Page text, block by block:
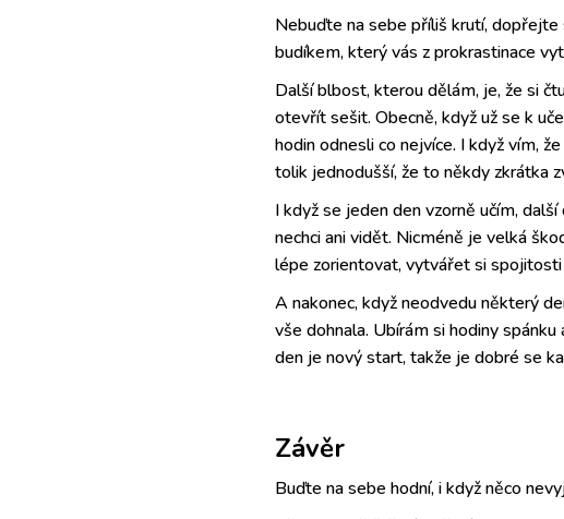
Nebuďte na sebe příliš krutí,
budíkem, který vás z prokrastinace
Další blbost, kterou dělám, je, že si
otevřít sešit. Obecně, když už se k
hodin odnesli co nejvíce. I když vím,
tolik jednodušší, že to někdy zkrátka
I když se jeden den vzorně učím,
nechci ani vidět. Nicméně je velká
lépe zorientovat, vytvářet si spojitosti
A nakonec, když neodvedu některý
vše dohnala. Ubírám si hodiny
den je nový start, takže je dobré se
Závěr
Buďte na sebe hodní, i když něco